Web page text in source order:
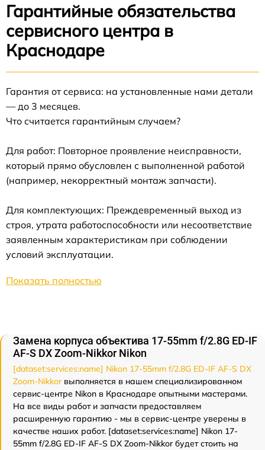
Гарантийные обязательства
сервисного центра в
Краснодаре
Гарантия от сервиса: на установленные нами детали
— до 3 месяцев.
Что считается гарантийным случаем?
Для работ: Повторное проявление неисправности,
который прямо обусловлен с выполненной работой
(например, некорректный монтаж запчасти).
Для комплектующих: Преждевременный выход из
строя, утрата работоспособности или несоответствие
заявленным характеристикам при соблюдении
условий эксплуатации.
Показать полностью
Замена корпуса объектива 17-55mm f/2.8G ED-IF
AF-S DX Zoom-Nikkor Nikon
[dataset:services:name] Nikon 17-55mm f/2.8G ED-IF AF-S DX
Zoom-Nikkorвыполняется в нашем специализированном
сервис-центре Nikon в Краснодаре опытными мастерами.
На все виды работ и запчасти предоставляем
расширенную гарантию - мы в сервис-центре уверены в
качестве наших работ. [dataset:services:name] Nikon 17-
55mm f/2.8G ED-IF AF-S DX Zoom-Nikkor будет стоить на